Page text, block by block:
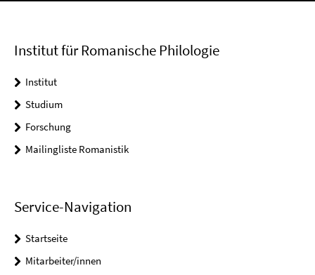
Institut für Romanische Philologie
Institut
Studium
Forschung
Mailingliste Romanistik
Service-Navigation
Startseite
Mitarbeiter/innen